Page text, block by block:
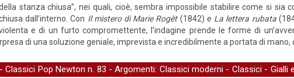
stanza chiusa”, nei quali, cioè, sembra impossibile stabilire come si sia
dall’interno. Con Il mistero di Marie Rogêt (1842) e La lettera rubata
e di un furto compromettente, l’indagine prende le forme di
di una soluzione geniale, imprevista e incredibilmente a portata di mano,
-Classici Pop Newton n. 83 - Argomenti: Classici moderni - Classici - Gialli